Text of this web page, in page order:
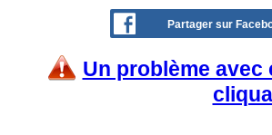
Partager sur
Un problème